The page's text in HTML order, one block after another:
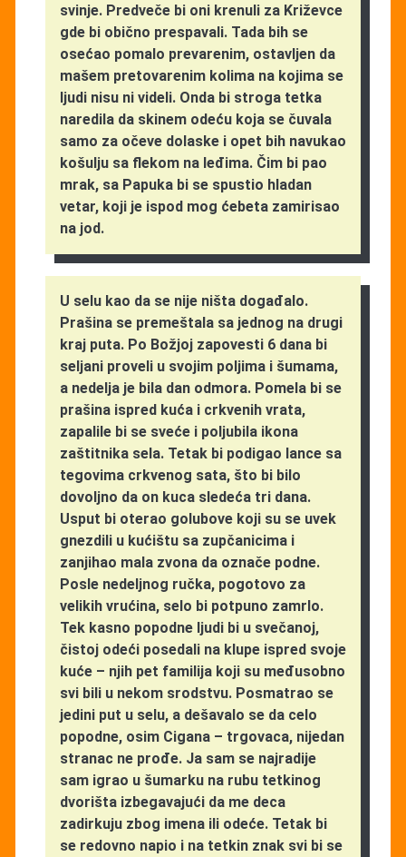
svinje. Predveče bi oni krenuli za Križevce
gde bi obično prespavali. Tada bih se
osećao pomalo prevarenim, ostavljen da
mašem pretovarenim kolima na kojima se
ljudi nisu ni videli. Onda bi stroga tetka
naredila da skinem odeću koja se čuvala
samo za očeve dolaske i opet bih navukao
košulju sa flekom na leđima. Čim bi pao
mrak, sa Papuka bi se spustio hladan
vetar, koji je ispod mog ćebeta zamirisao
na jod.
U selu kao da se nije ništa događalo.
Prašina se premeštala sa jednog na drugi
kraj puta. Po Božjoj zapovesti 6 dana bi
seljani proveli u svojim poljima i šumama,
a nedelja je bila dan odmora. Pomela bi se
prašina ispred kuća i crkvenih vrata,
zapalile bi se sveće i poljubila ikona
zaštitnika sela. Tetak bi podigao lance sa
tegovima crkvenog sata, što bi bilo
dovoljno da on kuca sledeća tri dana.
Usput bi oterao golubove koji su se uvek
gnezdili u kućištu sa zupčanicima i
zanjihao mala zvona da označe podne.
Posle nedeljnog ručka, pogotovo za
velikih vrućina, selo bi potpuno zamrlo.
Tek kasno popodne ljudi bi u svečanoj,
čistoj odeći posedali na klupe ispred svoje
kuće – njih pet familija koji su međusobno
svi bili u nekom srodstvu. Posmatrao se
jedini put u selu, a dešavalo se da celo
popodne, osim Cigana – trgovaca, nijedan
stranac ne prođe. Ja sam se najradije
sam igrao u šumarku na rubu tetkinog
dvorišta izbegavajući da me deca
zadirkuju zbog imena ili odeće. Tetak bi
se redovno napio i na tetkin znak svi bi se